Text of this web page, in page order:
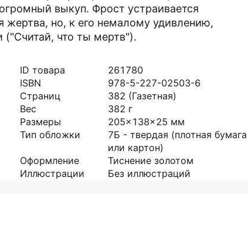
выкуп. Фрост устраивается
жертва, но, к его немалому удивлению,
("Считай, что ты мертв").
ID товара
261780
ISBN
978-5-227-02503-6
Страниц
382 (Газетная)
Вес
382 г
Размеры
205x138x25 мм
Тип обложки
7Б - твердая (плотная бумага
или картон)
Оформление
Тиснение золотом
Иллюстрации
Без иллюстраций